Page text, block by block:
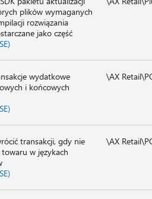
plików wymaganych
rozwiązania
jako część
wydatkowe
i końcowych
\AX
transakcji, gdy nie
w językach
\AX